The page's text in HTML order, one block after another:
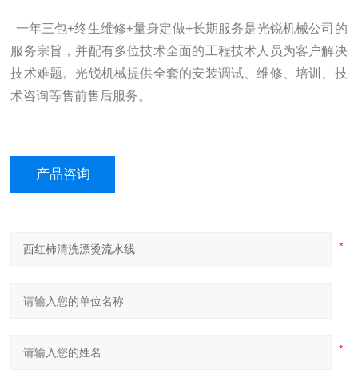
一年三包+终生维修+量身定做+长期服务是光锐机械公司的
服务宗旨，并配有多位技术全面的工程技术人员为客户解决
技术难题。光锐机械提供全套的安装调试、维修、培训、技
术咨询等售前售后服务。
产品咨询